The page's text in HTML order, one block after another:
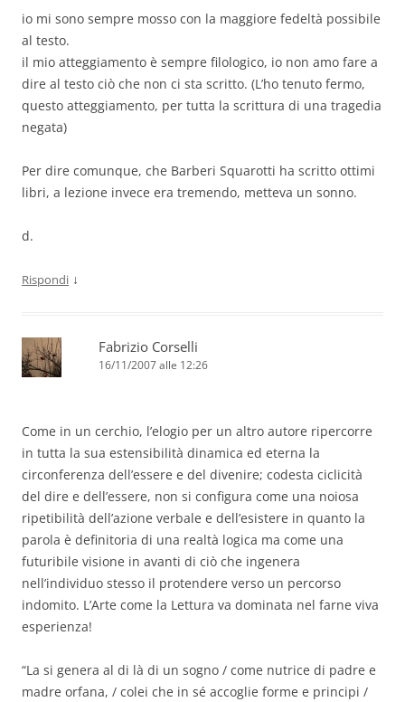
io mi sono sempre mosso con la maggiore fedeltà possibile
al testo.
il mio atteggiamento è sempre filologico, io non amo fare a
dire al testo ciò che non ci sta scritto. (L’ho tenuto fermo,
questo atteggiamento, per tutta la scrittura di una tragedia
negata)
Per dire comunque, che Barberi Squarotti ha scritto ottimi
libri, a lezione invece era tremendo, metteva un sonno.
d.
Rispondi ↓
Fabrizio Corselli
16/11/2007 alle 12:26
Come in un cerchio, l’elogio per un altro autore ripercorre
in tutta la sua estensibilità dinamica ed eterna la
circonferenza dell’essere e del divenire; codesta ciclicità
del dire e dell’essere, non si configura come una noiosa
ripetibilità dell’azione verbale e dell’esistere in quanto la
parola è definitoria di una realtà logica ma come una
futuribile visione in avanti di ciò che ingenera
nell’individuo stesso il protendere verso un percorso
indomito. L’Arte come la Lettura va dominata nel farne viva
esperienza!
“La si genera al di là di un sogno / come nutrice di padre e
madre orfana, / colei che in sé accoglie forme e principi /